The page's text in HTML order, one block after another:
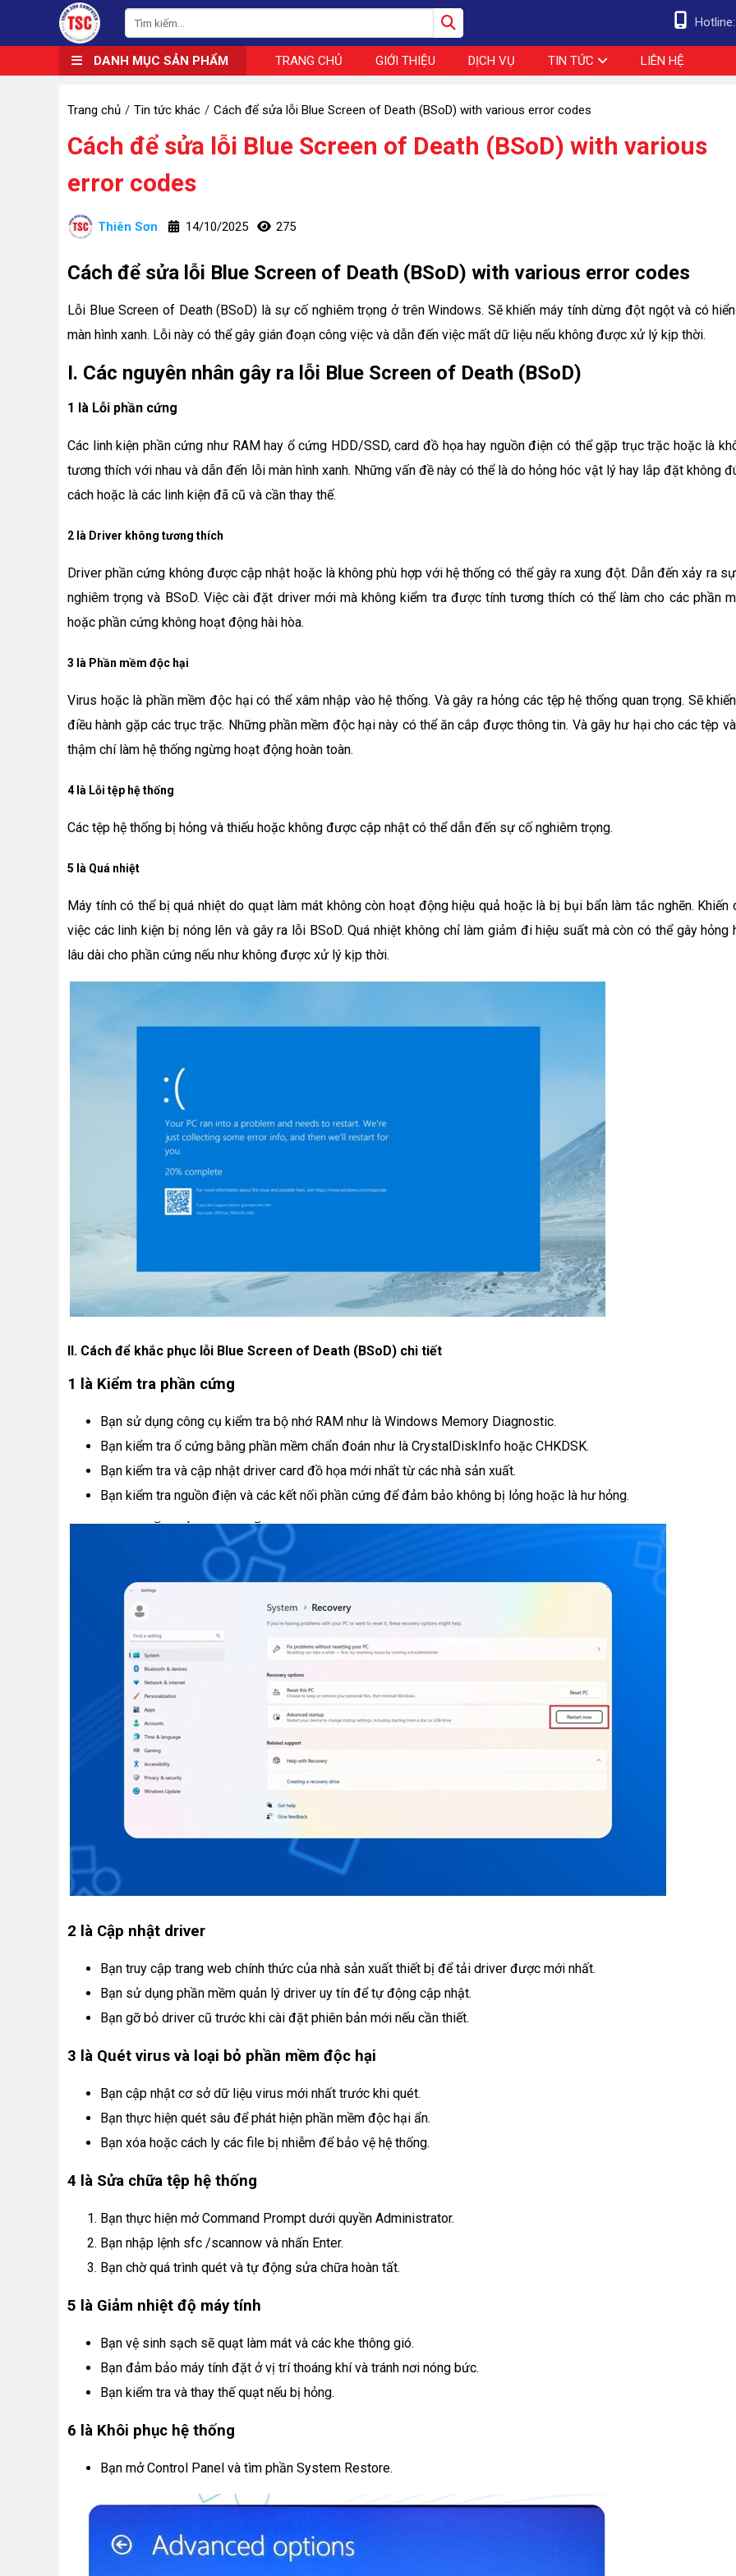
Hotline:
DANH MỤC SẢN PHẨM TRANG CHỦ GIỚI THIỆU DỊCH VỤ TIN TỨC LIÊN HỆ
Trang chủ Tin tức khác Cách để sửa lỗi Blue Screen of Death (BSoD) with various error codes
Cách để sửa lỗi Blue Screen of Death (BSoD) with various
error codes
Thiên Sơn 14/10/2025 275
Cách để sửa lỗi Blue Screen of Death (BSoD) with various error codes
Lỗi Blue Screen of Death (BSoD) là sự cố nghiêm trọng ở trên Windows. Sẽ khiến máy tính dừng đột ngột và có
màn hình xanh. Lỗi này có thể gây gián đoạn công việc và dẫn đến việc mất dữ liệu nếu không được xử lý kịp thời.
I. Các nguyên nhân gây ra lỗi Blue Screen of Death (BSoD)
1 là Lỗi phần cứng
Các linh kiện phần cứng như RAM hay ổ cứng HDD/SSD, card đồ họa hay nguồn điện có thể gặp trục trặc hoặc là
tương thích với nhau và dẫn đến lỗi màn hình xanh. Những vấn đề này có thể là do hỏng hóc vật lý hay lắp đặt không
cách hoặc là các linh kiện đã cũ và cần thay thế.
2 là Driver không tương thích
Driver phần cứng không được cập nhật hoặc là không phù hợp với hệ thống có thể gây ra xung đột. Dẫn đến xảy ra
nghiêm trọng và BSoD. Việc cài đặt driver mới mà không kiểm tra được tính tương thích có thể làm cho các phần
hoặc phần cứng không hoạt động hài hòa.
3 là Phần mềm độc hại
Virus hoặc là phần mềm độc hại có thể xâm nhập vào hệ thống. Và gây ra hỏng các tệp hệ thống quan trọng. Sẽ
điều hành gặp các trục trặc. Những phần mềm độc hại này có thể ăn cắp được thông tin. Và gây hư hại cho các tệp
thậm chí làm hệ thống ngừng hoạt động hoàn toàn.
4 là Lỗi tệp hệ thống
Các tệp hệ thống bị hỏng và thiếu hoặc không được cập nhật có thể dẫn đến sự cố nghiêm trọng.
5 là Quá nhiệt
Máy tính có thể bị quá nhiệt do quạt làm mát không còn hoạt động hiệu quả hoặc là bị bụi bẩn làm tắc nghẽn. Khiến
việc các linh kiện bị nóng lên và gây ra lỗi BSoD. Quá nhiệt không chỉ làm giảm đi hiệu suất mà còn có thể gây hỏng
lâu dài cho phần cứng nếu như không được xử lý kịp thời.
II. Cách để khắc phục lỗi Blue Screen of Death (BSoD) chi tiết
1 là Kiểm tra phần cứng
Bạn sử dụng công cụ kiểm tra bộ nhớ RAM như là Windows Memory Diagnostic.
Bạn kiểm tra ổ cứng bằng phần mềm chẩn đoán như là CrystalDiskInfo hoặc CHKDSK.
Bạn kiểm tra và cập nhật driver card đồ họa mới nhất từ các nhà sản xuất.
Bạn kiểm tra nguồn điện và các kết nối phần cứng để đảm bảo không bị lỏng hoặc là hư hỏng.
2 là Cập nhật driver
Bạn truy cập trang web chính thức của nhà sản xuất thiết bị để tải driver được mới nhất.
Bạn sử dụng phần mềm quản lý driver uy tín để tự động cập nhật.
Bạn gỡ bỏ driver cũ trước khi cài đặt phiên bản mới nếu cần thiết.
3 là Quét virus và loại bỏ phần mềm độc hại
Bạn cập nhật cơ sở dữ liệu virus mới nhất trước khi quét.
Bạn thực hiện quét sâu để phát hiện phần mềm độc hại ẩn.
Bạn xóa hoặc cách ly các file bị nhiễm để bảo vệ hệ thống.
4 là Sửa chữa tệp hệ thống
Bạn thực hiện mở Command Prompt dưới quyền Administrator.
Bạn nhập lệnh sfc /scannow và nhấn Enter.
Bạn chờ quá trình quét và tự động sửa chữa hoàn tất.
5 là Giảm nhiệt độ máy tính
Bạn vệ sinh sạch sẽ quạt làm mát và các khe thông gió.
Bạn đảm bảo máy tính đặt ở vị trí thoáng khí và tránh nơi nóng bức.
Bạn kiểm tra và thay thế quạt nếu bị hỏng.
6 là Khôi phục hệ thống
Bạn mở Control Panel và tìm phần System Restore.